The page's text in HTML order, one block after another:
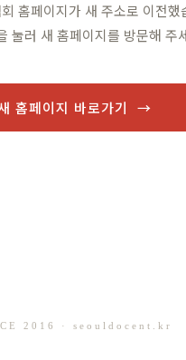
홈페이지가 새 주소로 이전했
눌러 새 홈페이지를 방문해 주
홈페이지 바로가기 →
2016 · seouldocent.kr